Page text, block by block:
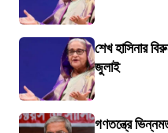
শেখ হাসিনার
জুলাই
গণতন্ত্রে